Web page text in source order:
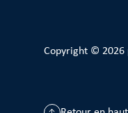
Copyright © 2026